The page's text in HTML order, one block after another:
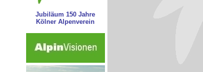
Jubiläum 150 Jahre
Kölner Alpenverein